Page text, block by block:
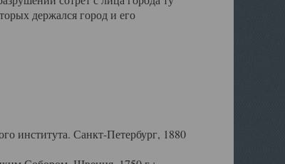
держался город и его
института. Санкт-Петербург, 1880